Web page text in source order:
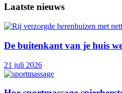
Laatste nieuws
De buitenkant van je huis
21 juli 2026